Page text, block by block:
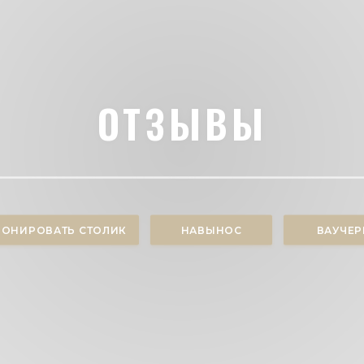
ОТЗЫВЫ
СТОЛИК НАВЫНОС